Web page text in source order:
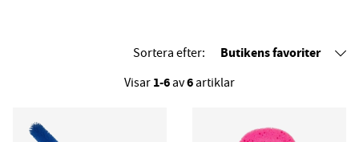
Sortera efter: Butikens favoriter
Visar 1-6av6artiklar